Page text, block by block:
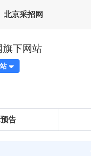
北京采招网
旗下网站
告